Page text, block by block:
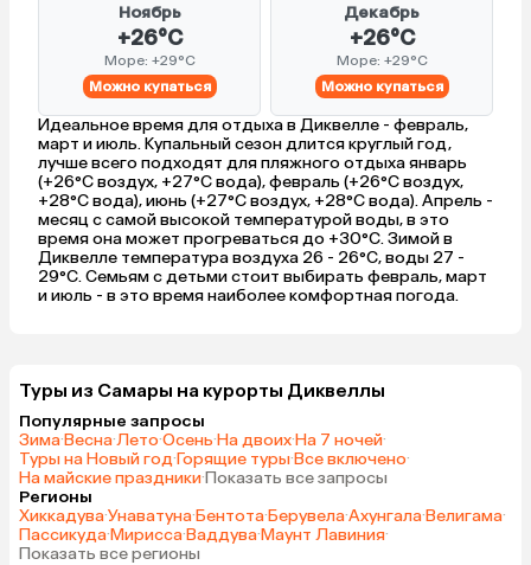
Ноябрь
+26°C
Море: +29°C
Можно купаться
Декабрь
+26°C
Море: +29°C
Можно купаться
Идеальное время для отдыха в Диквелле - февраль,
март и июль. Купальный сезон длится круглый год,
лучше всего подходят для пляжного отдыха январь
(+26°C воздух, +27°C вода), февраль (+26°C воздух,
+28°C вода), июнь (+27°C воздух, +28°C вода). Апрель -
месяц с самой высокой температурой воды, в это
время она может прогреваться до +30°C. Зимой в
Диквелле температура воздуха 26 - 26°C, воды 27 -
29°C. Семьям с детьми стоит выбирать февраль, март
и июль - в это время наиболее комфортная погода.
Туры из Самары на курорты Диквеллы
Популярные запросы
Зима·Весна·Лето·Осень·На двоих·На 7 ночей·
Туры на Новый год·Горящие туры·Все включено·
На майские праздники·Показать все запросы
Регионы
Хиккадува·Унаватуна·Бентота·Берувела·Ахунгала·Велигама·
Пассикуда·Мирисса·Ваддува·Маунт Лавиния·
Показать все регионы